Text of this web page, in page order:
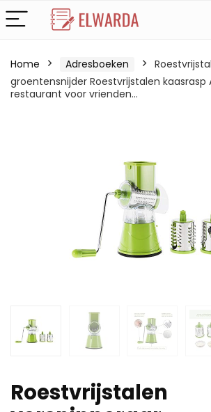
Home Adresboeken
groentensnijder Roestvrijstalen kaasrasp
restaurant voor vrienden…
Roestvrijstalen